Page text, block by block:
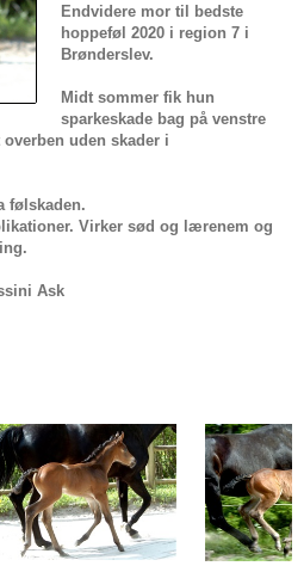
Endvidere mor til bedste
hoppeføl 2020 i region 7 i
Brønderslev.
Midt sommer fik hun
sparkeskade bag på venstre
uden skader i
følskaden.
Virker sød og lærenem og
Ask